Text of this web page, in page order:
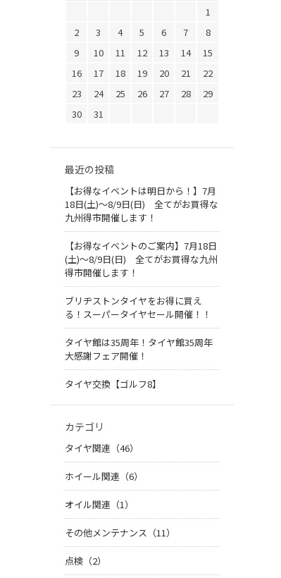
1
2
3 4 5 6 7
8
9
10 11 12 13 14
15
16
17 18 19 20 21
22
23
24 25 26 27 28
29
30
31
最近の投稿
【お得なイベントは明日から！】7月
18日(土)～8/9日(日) 全てがお買得な
九州得市開催します！
【お得なイベントのご案内】7月18日
(土)～8/9日(日) 全てがお買得な九州
得市開催します！
ブリヂストンタイヤをお得に買え
る！スーパータイヤセール開催！！
タイヤ館は35周年！タイヤ館35周年
大感謝フェア開催！
タイヤ交換【ゴルフ8】
カテゴリ
タイヤ関連（46）
ホイール関連（6）
オイル関連（1）
その他メンテナンス（11）
点検（2）